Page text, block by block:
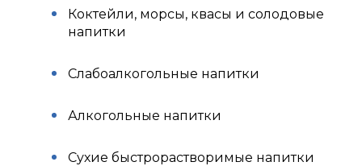
Коктейли, морсы, квасы и солодовые
напитки
Слабоалкогольные напитки
Алкогольные напитки
Сухие быстрорастворимые напитки